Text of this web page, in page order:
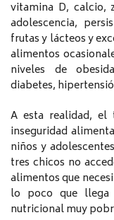
vitamina D, calcio,
adolescencia,
frutas y lácteos y
alimentos
niveles de
diabetes,
A esta realidad, el
inseguridad
niños y
tres chicos no
alimentos que
lo poco que llega
nutricional muy